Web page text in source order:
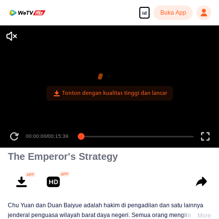
id Buka App
Tonton dengan kualitas tinggi dan lancar
00:00:00/00:15:39
The Emperor's Strategy
Chu Yuan dan Duan Baiyue adalah hakim di pengadilan dan satu lainnya
jenderal penguasa wilayah barat daya negeri. Semua orang mengira
More